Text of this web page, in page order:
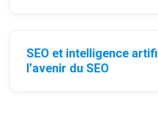
SEO et intelligence
l’avenir du SEO